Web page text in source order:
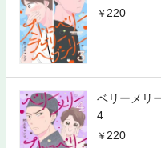
220
ベリーメリ
4
220